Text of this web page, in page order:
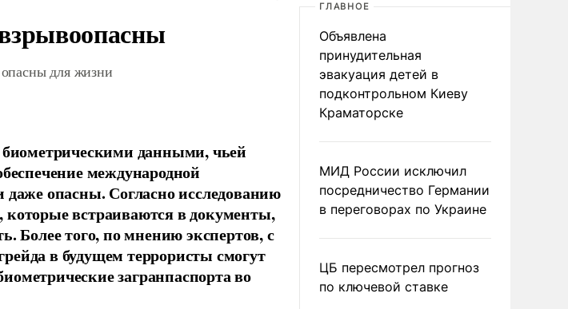
опасны для жизни
биометрическими данными, чьей
международной
даже опасны. Согласно исследованию
встраиваются в документы,
Более того, по мнению экспертов, с
в будущем террористы смогут
загранпаспорта во
ГЛАВНОЕ
Объявлена
принудительная
эвакуация детей в
подконтрольном Киеву
Краматорске
МИД России исключил
посредничество Германии
в переговорах по Украине
ЦБ пересмотрел прогноз
по ключевой ставке